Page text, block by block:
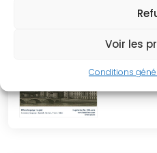
Voir les
Conditions